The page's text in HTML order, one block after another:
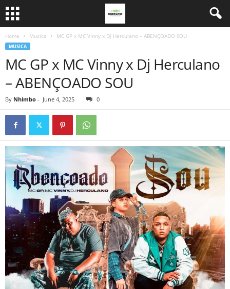
Home Musica MC GP x MC Vinny x Dj Herculano – ABENÇOADO SOU
MUSICA
MC GP x MC Vinny x Dj Herculano
– ABENÇOADO SOU
By Nhimbo - June 4, 2025 0